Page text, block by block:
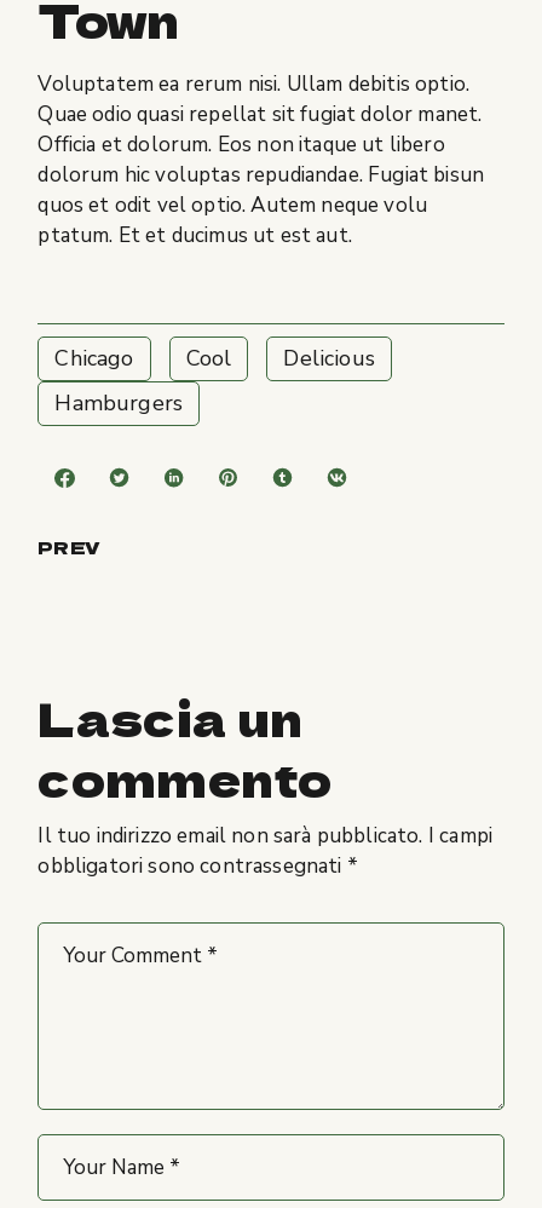
Town
Voluptatem ea rerum nisi. Ullam debitis optio.
Quae odio quasi repellat sit fugiat dolor manet.
Officia et dolorum. Eos non itaque ut libero
dolorum hic voluptas repudiandae. Fugiat bisun
quos et odit vel optio. Autem neque volu
ptatum. Et et ducimus ut est aut.
Chicago Cool
Delicious
Hamburgers
PREV
Lascia un
commento
Il tuo indirizzo email non sarà pubblicato. I campi
obbligatori sono contrassegnati *